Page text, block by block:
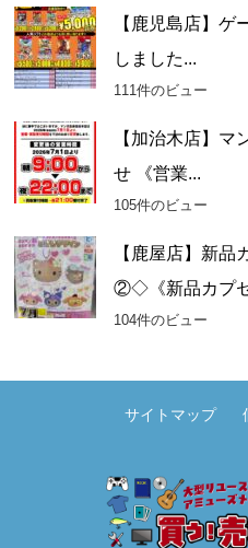
【鹿児島店】ゲ
しました...
111件のビュー
【加治木店】マ
せ 《営業...
105件のビュー
【鹿屋店】新品
②◇《新品カプ
104件のビュー
サイトマップ